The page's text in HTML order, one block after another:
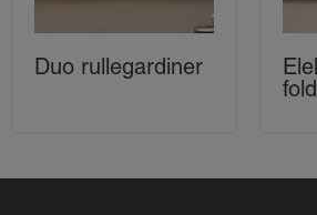
Duo rullegardiner